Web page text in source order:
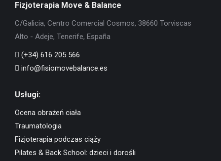
Fizjoterapia Move & Balance
C/Galicia, Centro Comercial Cosmos, 38660 Torviscas
Alto - Adeje, Tenerife, España
(+34) 616 205 566
info@fisiomovebalance.es
Usługi:
Ocena obrażeń ciała
Traumatologia
Fizjoterapia podczas ciąży
Pilates & Back School: dzieci i dorośli